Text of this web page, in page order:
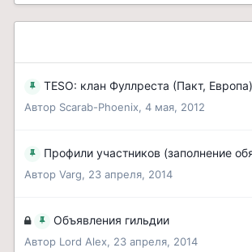
TESO: клан Фуллреста (Пакт,
Автор Scarab-Phoenix, 4 мая, 2012
Профили участников (заполнение
Автор Varg, 23 апреля, 2014
Объявления гильдии
Автор Lord Alex, 23 апреля, 2014